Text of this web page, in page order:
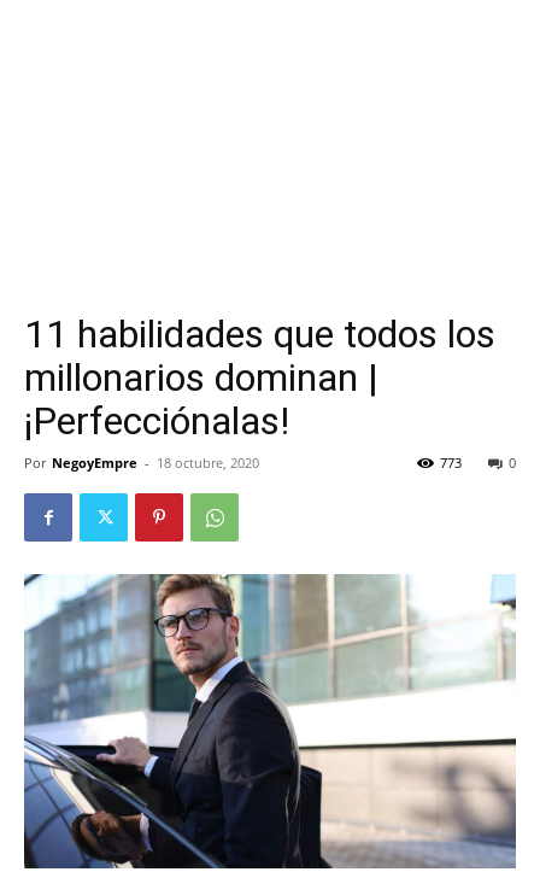
11 habilidades que todos los
millonarios dominan |
¡Perfecciónalas!
Por NegoyEmpre - 18 octubre, 2020 0
773